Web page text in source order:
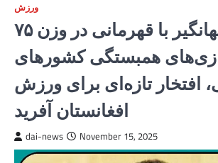
ورزش
یوسف جهانگیر با قهرمانی در وزن ۷۵
همبستگی کشورهای
افتخار تازه‌ای برای ورزش
افغانستان آفرید
dai-news November 15, 2025